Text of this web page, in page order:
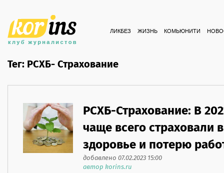
ЛИКБЕЗ ЖИЗНЬ КОМЬЮНИТИ
Тег: РСХБ- Страхование
РСХБ-Страхование: В
чаще всего страховали
здоровье и потерю
добавлено 07.02.2023 15:00
автор korins.ru